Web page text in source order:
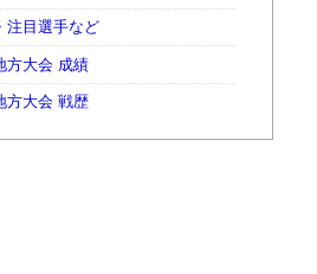
注目選手など
方大会 成績
方大会 戦歴